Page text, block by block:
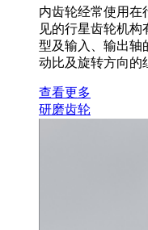
内齿轮经常使用在
见的行星齿轮机
型及输入、输出轴
动比及旋转方向的
查看更多
研磨齿轮